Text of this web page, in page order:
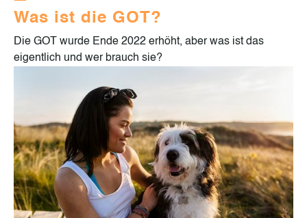
Was ist die GOT?
Die GOT wurde Ende 2022 erhöht, aber was ist das
eigentlich und wer brauch sie?